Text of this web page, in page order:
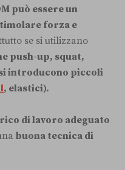
può essere un
forza e
se si utilizzano
push-up, squat,
introducono piccoli
, elastici).
di lavoro adeguato
buona tecnica di